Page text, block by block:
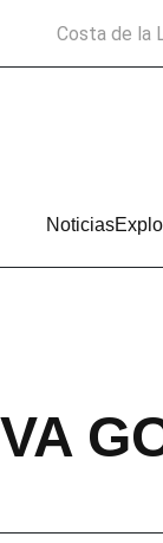
Noticias
Costa de la